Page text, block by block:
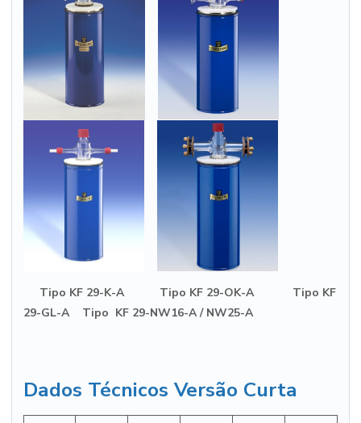
Tipo KF 29-K-A Tipo KF 29-OK-A Tipo KF
29-GL-A Tipo KF 29-NW16-A / NW25-A
Dados Técnicos Versão Curta